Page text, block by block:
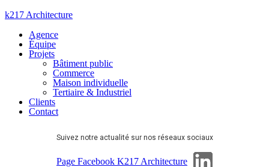
Aller
contenu
k217 Architecture
Agence
Équipe
Projets
Bâtiment public
Commerce
Maison individuelle
Tertiaire & Industriel
Clients
Contact
Suivez notre actualité sur nos réseaux sociaux
Page Facebook K217 Architecture